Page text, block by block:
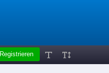
Registrieren